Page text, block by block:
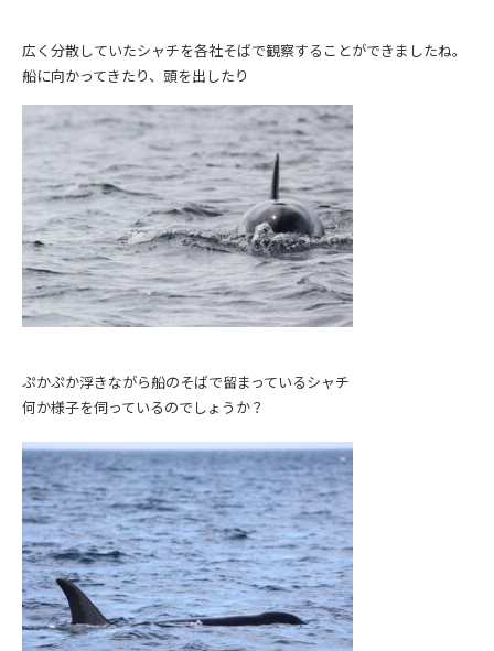
広く分散していたシャチを各社そばで観察することができましたね。
船に向かってきたり、頭を出したり
ぷかぷか浮きながら船のそばで留まっているシャチ
何か様子を伺っているのでしょうか？